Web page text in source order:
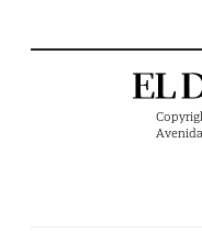
Avenida